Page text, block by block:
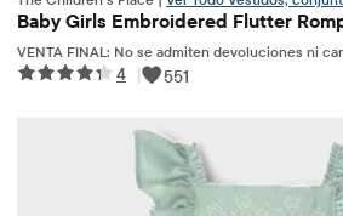
Baby Girls Embroidered Flutter
VENTA FINAL: No se admiten devoluciones ni
4 | 551